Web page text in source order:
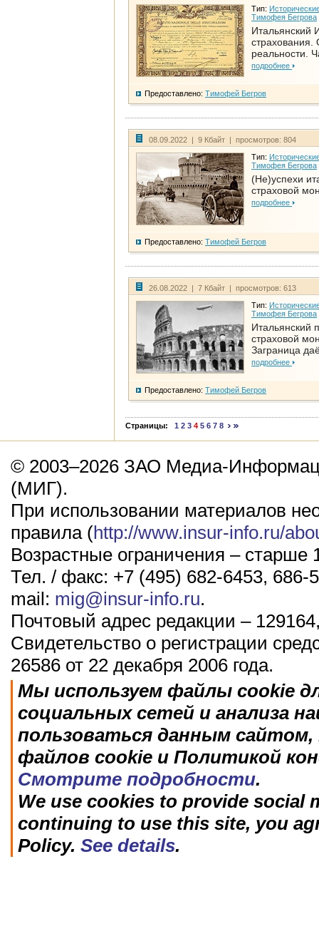
Тип:
Тимофея Бегрова
Итальянский
страхования.
реальности.
подробнее
Предоставлено: Тимофей Бегров
08.09.2022 | 9 Кбайт | просмотров: 804
Тип:
Тимофея Бегрова
(Не)успехи
страховой
подробнее
Предоставлено: Тимофей Бегров
26.08.2022 | 7 Кбайт | просмотров: 613
Тип:
Тимофея Бегрова
Итальянский
страховой
Заграница
подробнее
Предоставлено: Тимофей Бегров
Страницы: 1 2 3 4 5 6 7 8
© 2003–2026 ЗАО Медиа-
(МИГ).
При использовании материалов
правила (http://www.insur-info.ru/
Возрастные ограничения – старше
Тел. / факс: +7 (495) 682-6453, 686-
mail: mig@insur-info.ru.
Почтовый адрес редакции –
Свидетельство о регистрации
26586 от 22 декабря 2006 года.
Мы используем файлы cookie
социальных сетей и анализа
пользоваться данным
файлов cookie и Политикой
Смотрите подробности.
We use cookies to provide social
continuing to use this site, you
Policy. See details.